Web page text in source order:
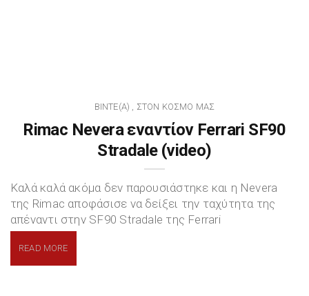
BINTE(A) , ΣΤΟΝ ΚΌΣΜΟ ΜΑΣ
Rimac Nevera εναντίον Ferrari SF90
Stradale (video)
Καλά καλά ακόμα δεν παρουσιάστηκε και η Nevera
της Rimac αποφάσισε να δείξει την ταχύτητα της
απέναντι στην SF90 Stradale της Ferrari
READ MORE